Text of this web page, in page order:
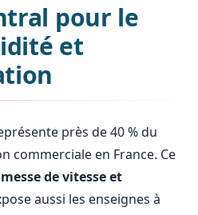
pour le
et
près de 40 % du
commerciale en France. Ce
de vitesse et
aussi les enseignes à